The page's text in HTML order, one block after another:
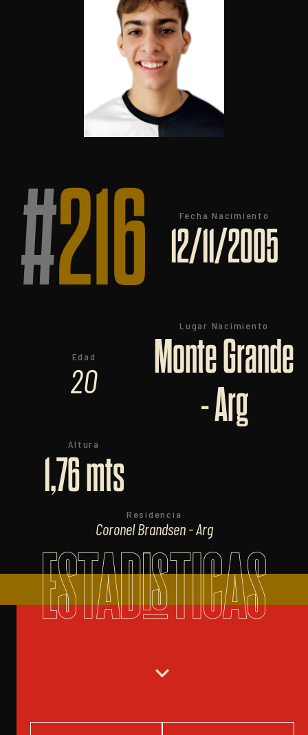
#216 Fecha Nacimiento
12/11/2005
Edad
20
Lugar Nacimiento
Monte Grande
- Arg
Altura
1,76 mts
Residencia
Coronel Brandsen - Arg
ESTADISTICAS
expand_more